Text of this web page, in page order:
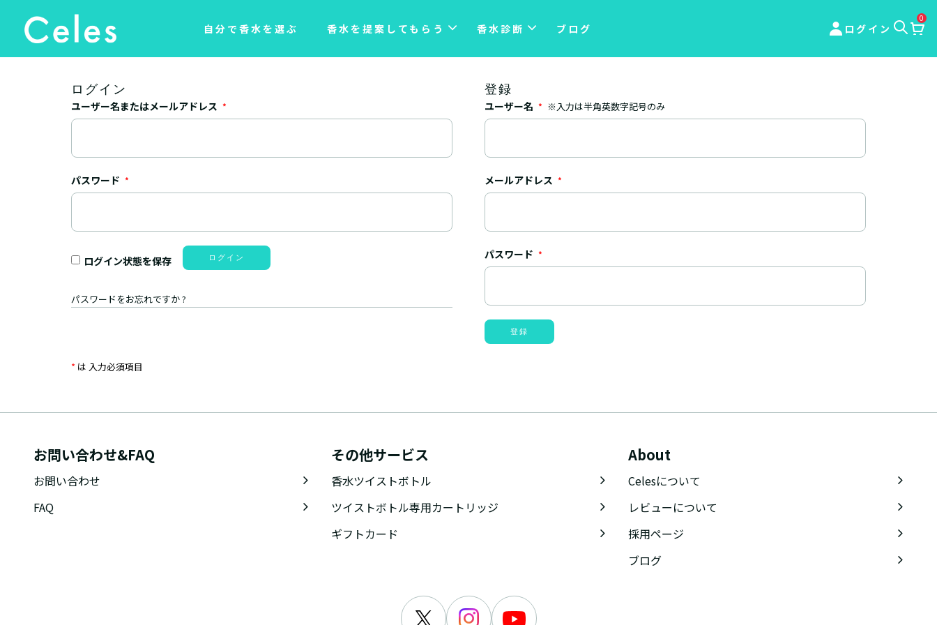
自分で香水を選ぶ 香水を提案してもらう 香水診断 ブログ ログイン
0
ログイン
ユーザー名またはメールアドレス *
パスワード *
ログイン状態を保存 ログイン
パスワードをお忘れですか ?
登録
ユーザー名 * ※入力は半角英数字記号のみ
メールアドレス *
パスワード *
登録
* は 入力必須項目
お問い合わせ&FAQ
お問い合わせ
FAQ
その他サービス
香水ツイストボトル
ツイストボトル専用カートリッジ
ギフトカード
About
Celesについて
レビューについて
採用ページ
ブログ